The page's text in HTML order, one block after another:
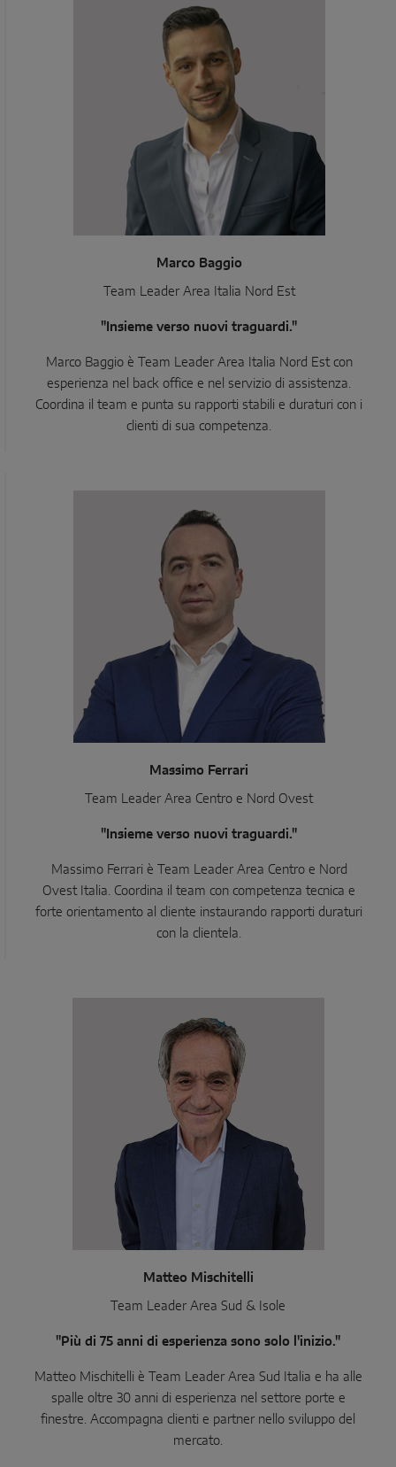
Marco Baggio
Team Leader Area Italia Nord Est
"Insieme verso nuovi traguardi."
Marco Baggio è Team Leader Area Italia Nord Est con
esperienza nel back office e nel servizio di assistenza.
Coordina il team e punta su rapporti stabili e duraturi con i
clienti di sua competenza.
Massimo Ferrari
Team Leader Area Centro e Nord Ovest
"Insieme verso nuovi traguardi."
Massimo Ferrari è Team Leader Area Centro e Nord
Ovest Italia. Coordina il team con competenza tecnica e
forte orientamento al cliente instaurando rapporti duraturi
con la clientela.
Matteo Mischitelli
Team Leader Area Sud & Isole
"Più di 75 anni di esperienza sono solo l'inizio."
Matteo Mischitelli è Team Leader Area Sud Italia e ha alle
spalle oltre 30 anni di esperienza nel settore porte e
finestre. Accompagna clienti e partner nello sviluppo del
mercato.